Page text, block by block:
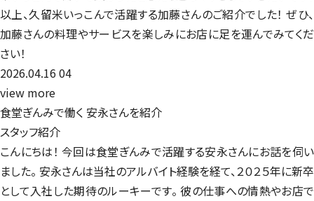
以上、久留米いっこんで活躍する加藤さんのご紹介でした！ ぜひ、
加藤さんの料理やサービスを楽しみにお店に足を運んでみてくだ
さい！
2026.04.16 04
view more
食堂ぎんみで働く 安永さんを紹介
スタッフ紹介
こんにちは！ 今回は食堂ぎんみで活躍する安永さんにお話を伺い
ました。 安永さんは当社のアルバイト経験を経て、２０２５年に新卒
として入社した期待のルーキーです。 彼の仕事への情熱やお店で